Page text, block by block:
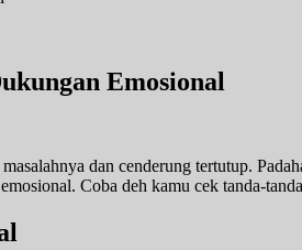
Emosional
dan cenderung tertutup.
Coba deh kamu cek tanda-